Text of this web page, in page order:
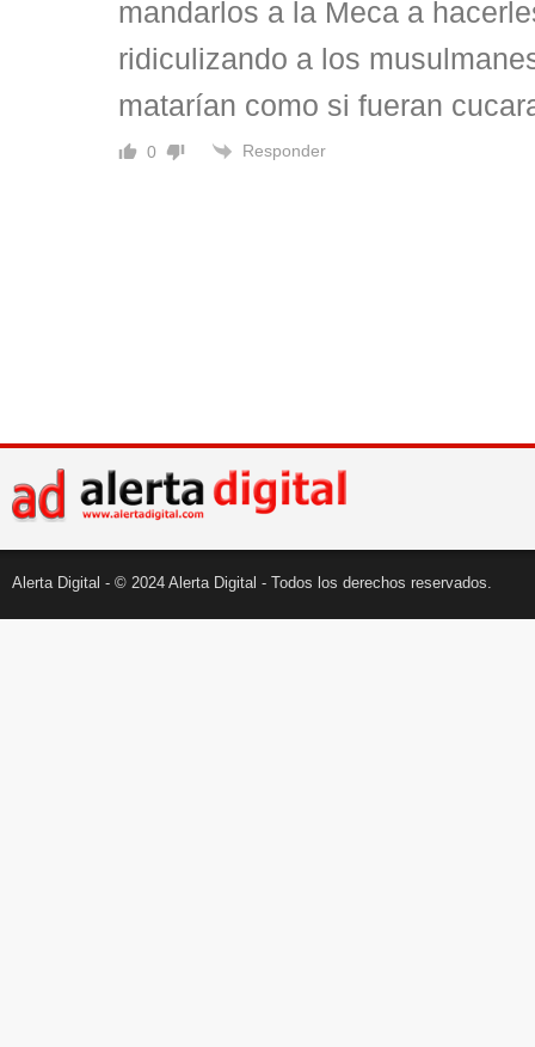
mandarlos a la Meca a
ridiculizando a los
matarían como si fueran
0 Responder
Alerta Digital - © 2024 Alerta Digital - Todos los derechos reservados.